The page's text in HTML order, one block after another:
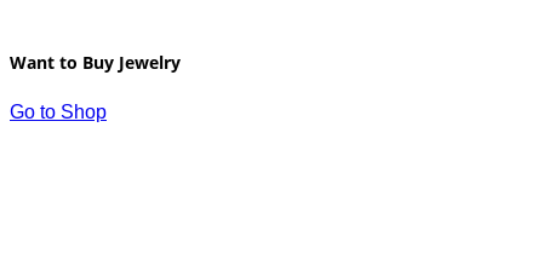
Want to Buy Jewelry
Go to Shop